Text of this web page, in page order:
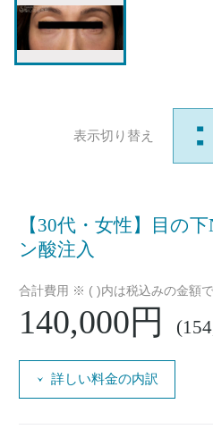
表示切り替え
【30代・女性】目の
ン酸注入
合計費用 ※ ( )内は税込みの金額
140,000円
詳しい料金の内訳